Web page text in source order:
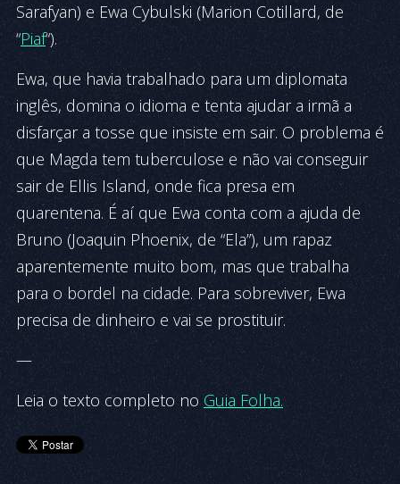
Sarafyan) e Ewa Cybulski (Marion Cotillard, de
“Piaf“).
Ewa, que havia trabalhado para um diplomata
inglês, domina o idioma e tenta ajudar a irmã a
disfarçar a tosse que insiste em sair. O problema é
que Magda tem tuberculose e não vai conseguir
sair de Ellis Island, onde fica presa em
quarentena. É aí que Ewa conta com a ajuda de
Bruno (Joaquin Phoenix, de “Ela”), um rapaz
aparentemente muito bom, mas que trabalha
para o bordel na cidade. Para sobreviver, Ewa
precisa de dinheiro e vai se prostituir.
—
Leia o texto completo no Guia Folha.